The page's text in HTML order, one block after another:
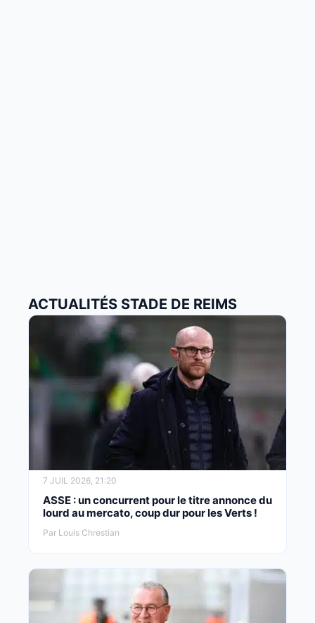
ACTUALITÉS STADE DE REIMS
7 JUIL 2026, 21:20
ASSE : un concurrent pour le titre annonce du
lourd au mercato, coup dur pour les Verts !
Par Louis Chrestian